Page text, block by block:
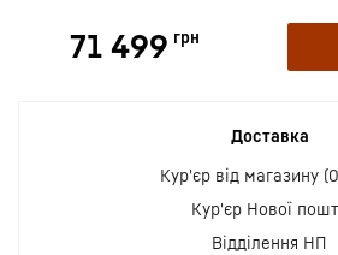
71 499 грн
Доставка
Кур'єр від магазину
Кур'єр Нової
Відділення НП